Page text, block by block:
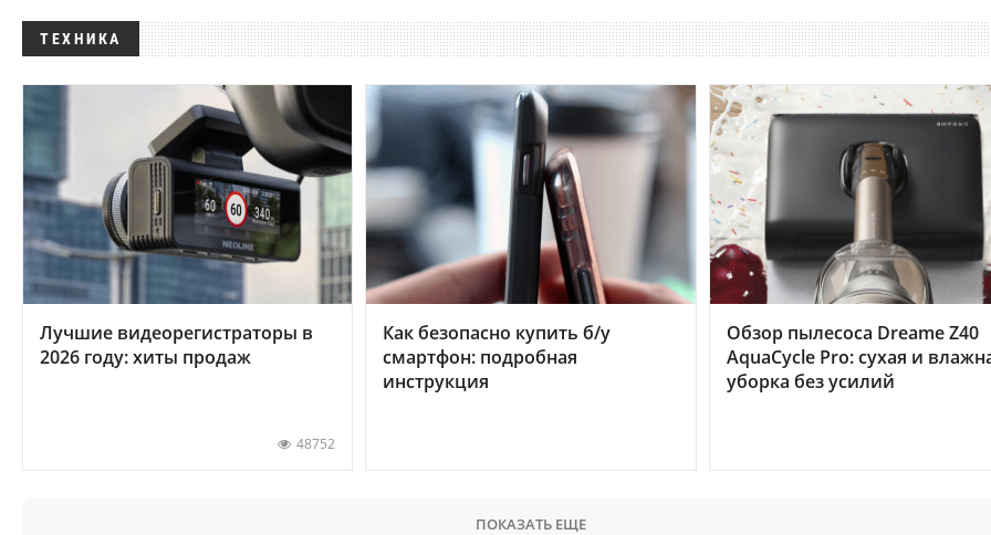
ТЕХНИКА
Лучшие видеорегистраторы в
2026 году: хиты продаж
48752
Как безопасно купить б/у
смартфон: подробная
инструкция
Обзор пылесоса Dreame Z40
AquaCycle Pro: сухая и
уборка без усилий
ПОКАЗАТЬ ЕЩЕ